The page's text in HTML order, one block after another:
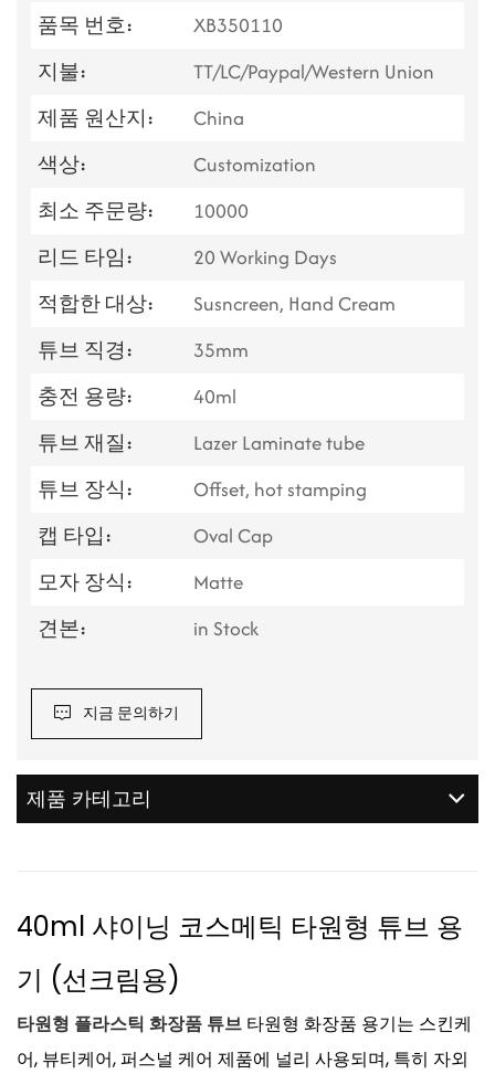
품목 번호:
XB350110
지불:
TT/LC/Paypal/Western Union
제품 원산지:
China
색상:
Customization
최소 주문량:
10000
리드 타임:
20 Working Days
적합한 대상:
Susncreen, Hand Cream
튜브 직경:
35mm
충전 용량:
40ml
튜브 재질:
Lazer Laminate tube
튜브 장식:
Offset, hot stamping
캡 타입:
Oval Cap
모자 장식:
Matte
견본:
in Stock
지금 문의하기
제품 카테고리
40ml 샤이닝 코스메틱 타원형 튜브 용
기 (선크림용)
타원형 플라스틱 화장품 튜브 타원형 화장품 용기는 스킨케
어, 뷰티케어, 퍼스널 케어 제품에 널리 사용되며, 특히 자외